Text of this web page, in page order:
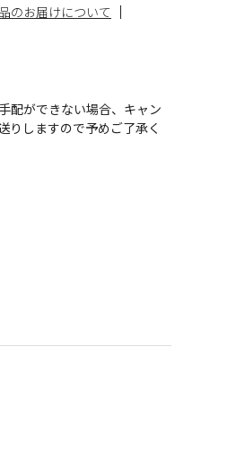
のお届けについて
配ができない場合、キャン
りしますので予めご了承く